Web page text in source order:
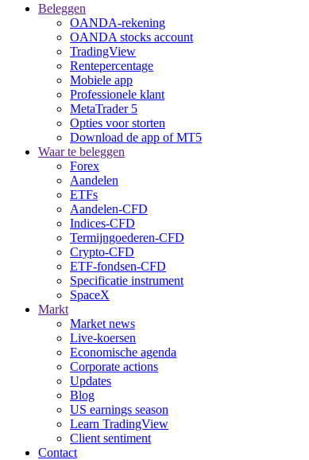
Beleggen
OANDA-rekening
OANDA stocks account
TradingView
Rentepercentage
Mobiele app
Professionele klant
MetaTrader 5
Opties voor storten
Download de app of MT5
Waar te beleggen
Forex
Aandelen
ETFs
Aandelen-CFD
Indices-CFD
Termijngoederen-CFD
Crypto-CFD
ETF-fondsen-CFD
Specificatie instrument
SpaceX
Markt
Market news
Live-koersen
Economische agenda
Corporate actions
Updates
Blog
US earnings season
Learn TradingView
Client sentiment
Contact